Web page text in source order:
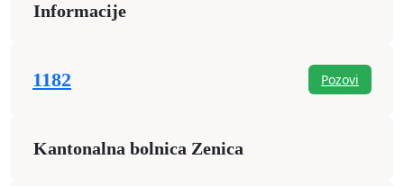
Informacije
1182 Pozovi
Kantonalna bolnica Zenica